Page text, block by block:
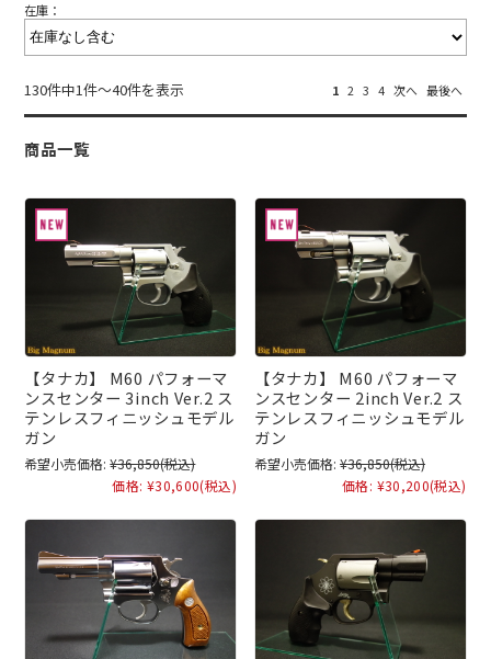
在庫：
130件中1件～40件を表示 1 2 3 4 次へ 最後へ
商品一覧
【タナカ】 M60 パフォーマ
ンスセンター 3inch Ver.2 ス
テンレスフィニッシュモデル
ガン
希望小売価格: ¥36,850(税込)
価格: ¥30,600(税込)
【タナカ】 M60 パフォーマ
ンスセンター 2inch Ver.2 ス
テンレスフィニッシュモデル
ガン
希望小売価格: ¥36,850(税込)
価格: ¥30,200(税込)